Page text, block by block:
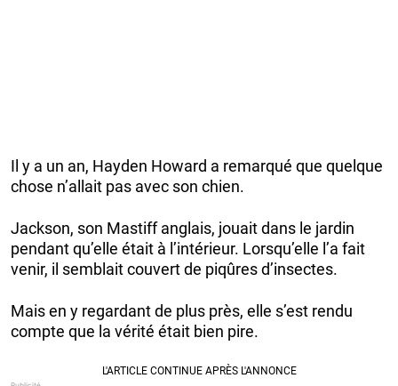
Il y a un an, Hayden Howard a remarqué que quelque
chose n’allait pas avec son chien.
Jackson, son Mastiff anglais, jouait dans le jardin
pendant qu’elle était à l’intérieur. Lorsqu’elle l’a fait
venir, il semblait couvert de piqûres d’insectes.
Mais en y regardant de plus près, elle s’est rendu
compte que la vérité était bien pire.